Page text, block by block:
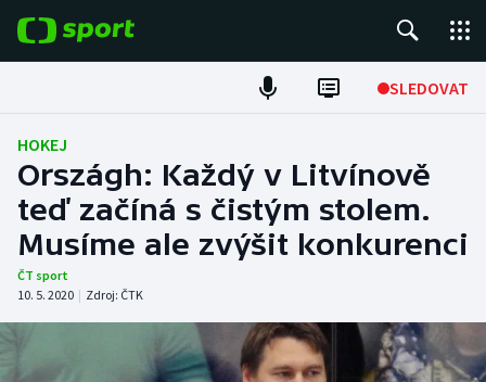
SLEDOVAT
Fotbal
Hokej
Tenis
Atletika
HOKEJ
Országh: Každý v Litvínově
teď začíná s čistým stolem.
Musíme ale zvýšit konkurenci
ČT sport
10. 5. 2020 | Zdroj: ČTK